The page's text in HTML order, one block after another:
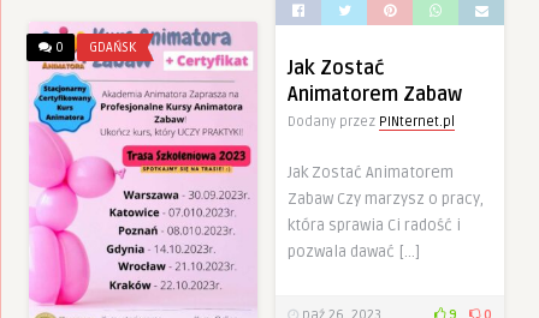
Jak Zostać
Animatorem Zabaw
Dodany przez PINternet.pl
Jak Zostać Animatorem
Zabaw Czy marzysz o pracy,
która sprawia Ci radość i
pozwala dawać […]
0 GDAŃSK